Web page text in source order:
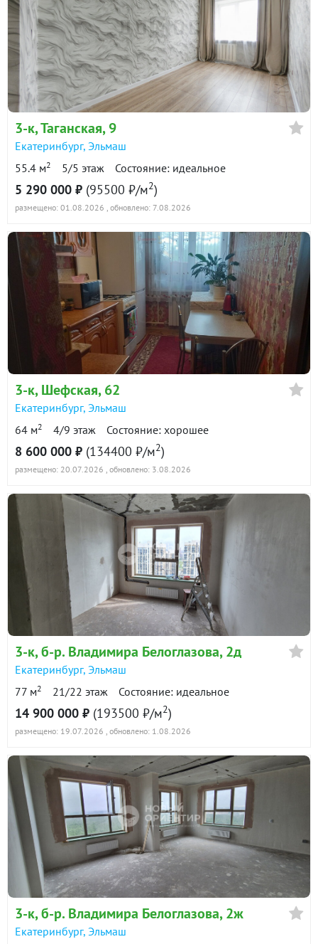
3-к, Таганская, 9
Екатеринбург, Эльмаш
55.4 м2 5/5 этаж Состояние: идеальное
5 290 000 ₽ (95500 ₽/м2)
размещено: 01.08.2026 , обновлено: 7.08.2026
3-к, Шефская, 62
Екатеринбург, Эльмаш
64 м2 4/9 этаж Состояние: хорошее
8 600 000 ₽ (134400 ₽/м2)
размещено: 20.07.2026 , обновлено: 3.08.2026
3-к, б-р. Владимира Белоглазова, 2д
Екатеринбург, Эльмаш
77 м2 21/22 этаж Состояние: идеальное
14 900 000 ₽ (193500 ₽/м2)
размещено: 19.07.2026 , обновлено: 1.08.2026
3-к, б-р. Владимира Белоглазова, 2ж
Екатеринбург, Эльмаш